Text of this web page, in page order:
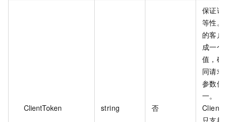
ClientToken string 否
保证请
等性。
的客户
成一个
值，确
同请求
参数值
一。
只支持